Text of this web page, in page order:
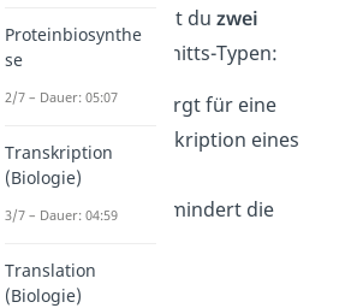
Dabei unterscheidest duzwei
verschiedene Abschnitts-Typen:
DerEnhancer
sorgt für eine
vermehrte Transkription eines
Gens.
DerSilencer
vermindert die
Proteinbiosynthe
se
2/7 – Dauer: 05:07
Transkription
(Biologie)
3/7 – Dauer: 04:59
Translation
(Biologie)